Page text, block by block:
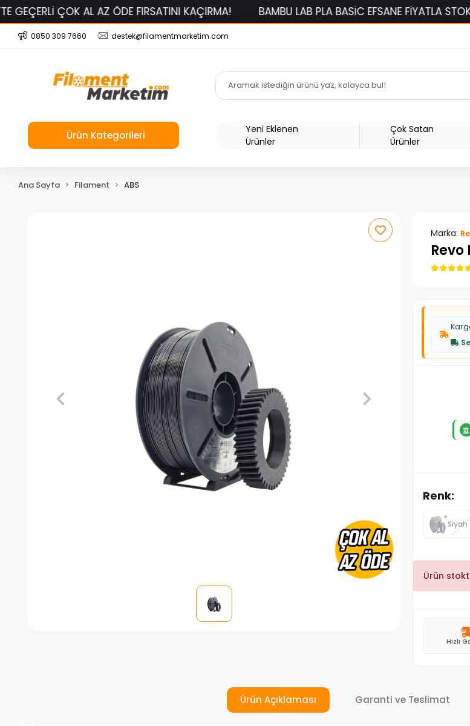
AL AZ ÖDE FIRSATINI KAÇIRMA! BAMBU LAB PLA BASİC EFSANE FİYATLA STOKLARDA!
0850 309 7660 destek@filamentmarketim.com
Ürün Kategorileri
Yeni Eklenen
Ürünler
Çok Satan
Ürünler
Ana Sayfa Filament ABS
Marka:
Renk:
Siyah
Ürün
Hızlı
Ürün Açıklaması Garanti ve Teslimat